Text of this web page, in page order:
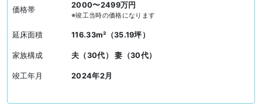
価格帯
2000〜2499万円
※竣工当時の価格になります
延床面積 116.33m²（35.19坪）
家族構成 夫（30代） 妻（30代）
竣工年月 2024年2月